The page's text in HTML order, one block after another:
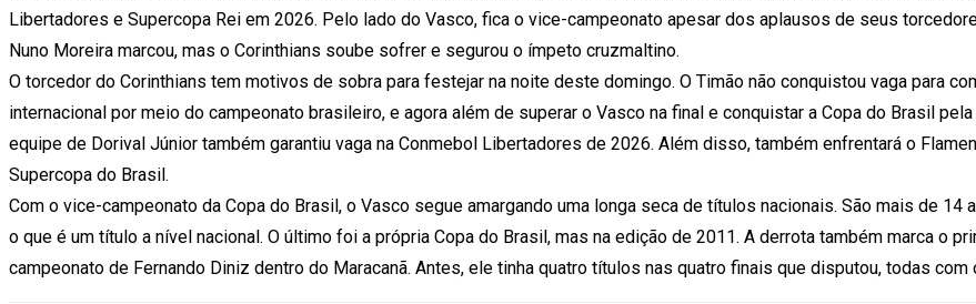
Libertadores e Supercopa Rei em 2026. Pelo lado do Vasco, fica o vice-campeonato apesar dos aplausos de seus
Nuno Moreira marcou, mas o Corinthians soube sofrer e segurou o ímpeto cruzmaltino.
O torcedor do Corinthians tem motivos de sobra para festejar na noite deste domingo. O Timão não conquistou vaga para
internacional por meio do campeonato brasileiro, e agora além de superar o Vasco na final e conquistar a Copa do Brasil
equipe de Dorival Júnior também garantiu vaga na Conmebol Libertadores de 2026. Além disso, também enfrentará o
Supercopa do Brasil.
Com o vice-campeonato da Copa do Brasil, o Vasco segue amargando uma longa seca de títulos nacionais. São mais de 14
o que é um título a nível nacional. O último foi a própria Copa do Brasil, mas na edição de 2011. A derrota também marca o
campeonato de Fernando Diniz dentro do Maracanã. Antes, ele tinha quatro títulos nas quatro finais que disputou, todas com